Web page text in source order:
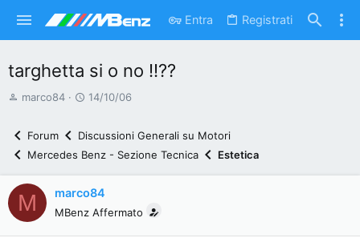
Entra Registrati
targhetta si o no !!??
A
e
d
i
s
marco84
D
t
n
i
14/10/06
Forum
Discussioni Generali su Motori
Mercedes Benz - Sezione Tecnica
Estetica
M marco84
MBenz Affermato